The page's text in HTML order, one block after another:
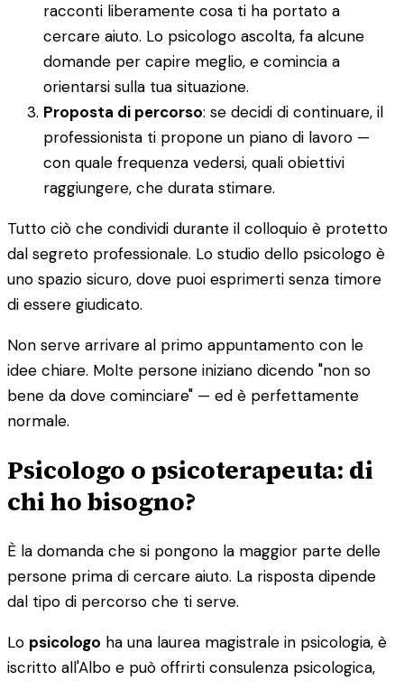
racconti liberamente cosa ti ha portato a
cercare aiuto. Lo psicologo ascolta, fa alcune
domande per capire meglio, e comincia a
orientarsi sulla tua situazione.
Proposta di percorso: se decidi di continuare, il
professionista ti propone un piano di lavoro —
con quale frequenza vedersi, quali obiettivi
raggiungere, che durata stimare.
Tutto ciò che condividi durante il colloquio è protetto
dal segreto professionale. Lo studio dello psicologo è
uno spazio sicuro, dove puoi esprimerti senza timore
di essere giudicato.
Non serve arrivare al primo appuntamento con le
idee chiare. Molte persone iniziano dicendo "non so
bene da dove cominciare" — ed è perfettamente
normale.
Psicologo o psicoterapeuta: di
chi ho bisogno?
È la domanda che si pongono la maggior parte delle
persone prima di cercare aiuto. La risposta dipende
dal tipo di percorso che ti serve.
Lo psicologo ha una laurea magistrale in psicologia, è
iscritto all'Albo e può offrirti consulenza psicologica,